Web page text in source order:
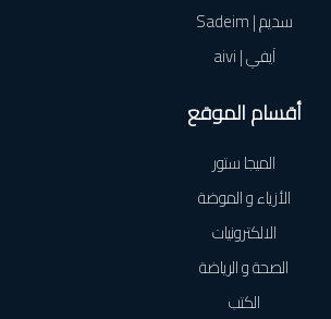
سديم | Sadeim
آيفي | aivi
أقسام الموقع
الميجا ستور
الأزياء و الموضة
الالكترونيات
الصحة و الرياضة
الكتب